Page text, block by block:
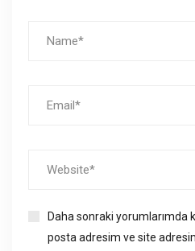
Daha sonraki yorumlarımda
posta adresim ve site